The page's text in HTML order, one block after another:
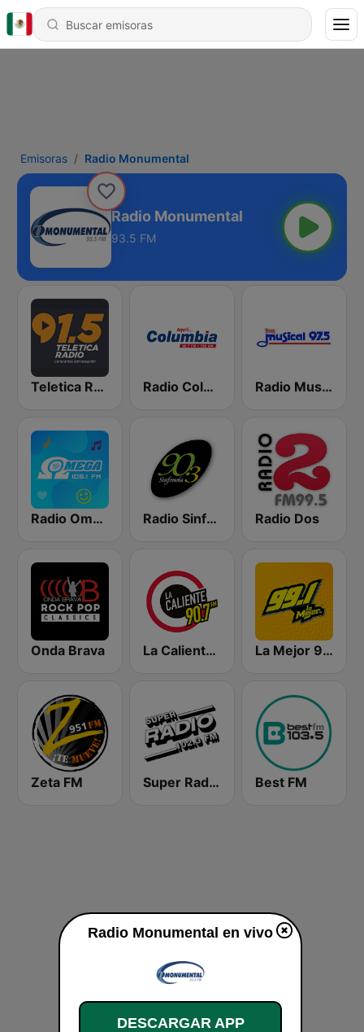
Emisoras Radio Monumental
Radio Monumental
93.5 FM
Teletica Radio 91.5 FM Radio Columbia Radio Musical
Radio Omega Stereo Radio Sinfonola Radio Dos
Onda Brava La Caliente 90.7 FM La Mejor 99.1
Zeta FM Super Radio FM Best FM
Radio Monumental en vivo
DESCARGAR APP